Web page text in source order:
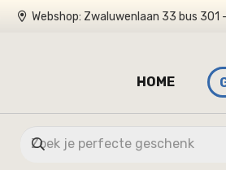
Webshop: Zwaluwenlaan 33 bus 301
HOME